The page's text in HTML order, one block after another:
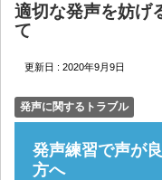
適切な発声を妨げ
て
更新日 :2020年9月9日
発声に関するトラブル
発声練習で声が
方へ